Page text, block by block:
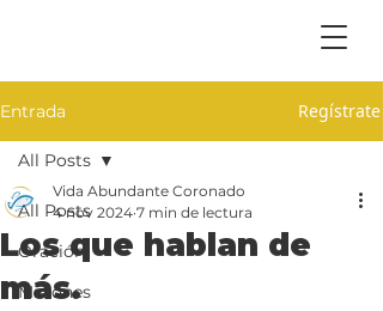
Entrada Regístrate
All Posts
Oración
Misiones
All Posts
Los que hablan de
más.
Vida Abundante Coronado
4 nov 2024 7 min de lectura